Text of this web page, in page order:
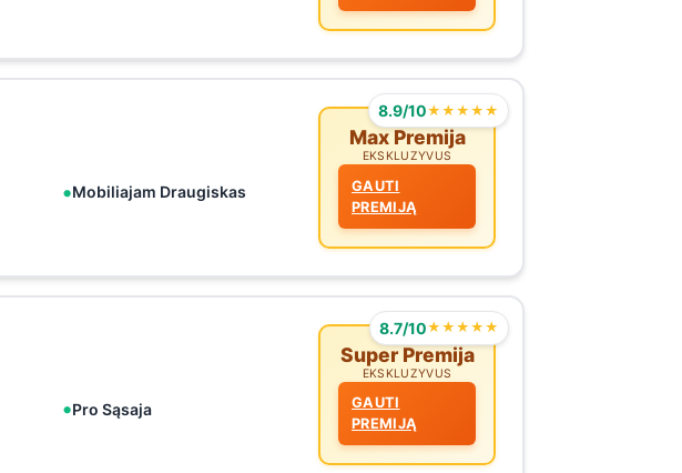
8.9/10★★★★★
Mobiliajam Draugiskas
Max Premija
EKSKLUZYVUS
GAUTI
PREMIJĄ
8.7/10★★★★★
Pro Sąsaja
Super Premija
EKSKLUZYVUS
GAUTI
PREMIJĄ